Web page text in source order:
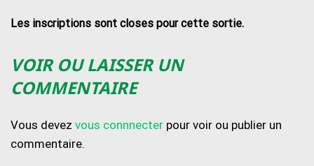
Les inscriptions sont closes pour cette sortie.
VOIR OU LAISSER UN
COMMENTAIRE
Vous devez vous connnecter pour voir ou publier un
commentaire.